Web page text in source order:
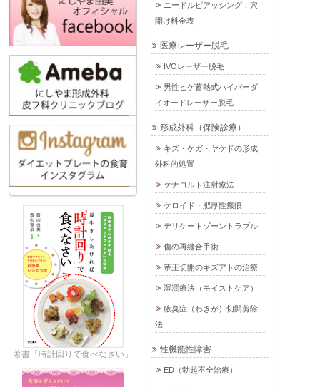
ニードルピアッシング：穴
開け料金表
医療レーザー脱毛
IVOレーザー脱毛
男性ヒゲ蓄熱式ハイパーダ
イオードレーザー脱毛
形成外科（保険診療）
キズ・ケガ・ヤケドの形成
外科的処置
ケナコルト注射療法
ケロイド・肥厚性瘢痕
デリケートゾーントラブル
傷の再縫合手術
帝王切開のキズアトの治療
湿潤療法（モイストケア）
腋臭症（わきが）切開剪除
法
性機能性障害
ED（勃起不全治療）
著書「時計回りで食べなさい」